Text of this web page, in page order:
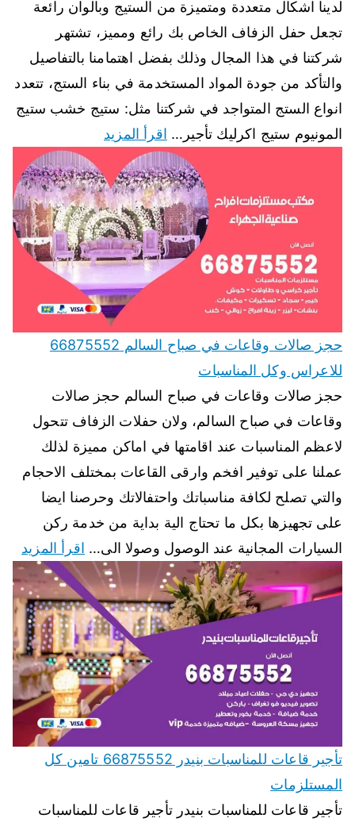
لدينا اشكال متعددة ومتميزة من الستيج وبالوان رائعة
تجعل حفل الزفاف الخاص بك رائع ومميز، تشتهر
شركتنا في هذا المجال وذلك بفضل اهتمامنا بالتفاصيل
والتأكد من جودة المواد المستخدمة في بناء الستج، تتعدد
انواع الستج المتواجد في شركتنا مثل: ستيج خشب ستيج
المونيوم ستيج اكرليك تأجير… اقرأ المزيد
حجز صالات وقاعات في صباح السالم 66875552
للاعراس وكل المناسبات
حجز صالات وقاعات في صباح السالم حجز صالات
وقاعات في صباح السالم، ولان حفلات الزفاف تتحول
لاعظم المناسبات عند اقامتها في اماكن مميزة لذلك
عملنا على توفير افخم وارقى القاعات بمختلف الاحجام
والتي تصلح لكافة مناسباتك واحتفالاتك وحرصنا ايضا
على تجهيزها بكل ما تحتاج الية بداية من خدمة ركن
السيارات المجانية عند الوصول وصولا الى… اقرأ المزيد
تأجير قاعات للمناسبات بنيدر 66875552 تامين كل
المستلزمات
تأجير قاعات للمناسبات بنيدر تأجير قاعات للمناسبات